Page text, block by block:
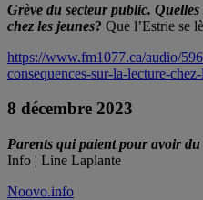
Grève du secteur public. Quelles
chez les jeunes? Que l’Estrie se
https://www.fm1077.ca/audio/
consequences-sur-la-lecture-
8 décembre 2023
Parents qui paient pour avoir
Info | Line Laplante
Noovo.info